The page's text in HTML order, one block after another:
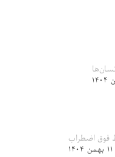
فوق اضطراب
۱۱ بهمن ۱۴۰۴